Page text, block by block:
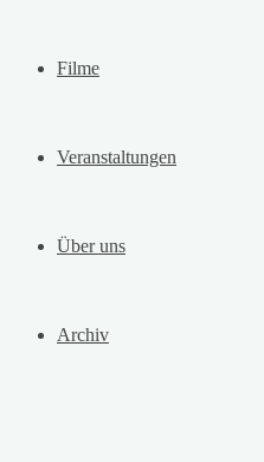
Filme
Veranstaltungen
Über uns
Archiv